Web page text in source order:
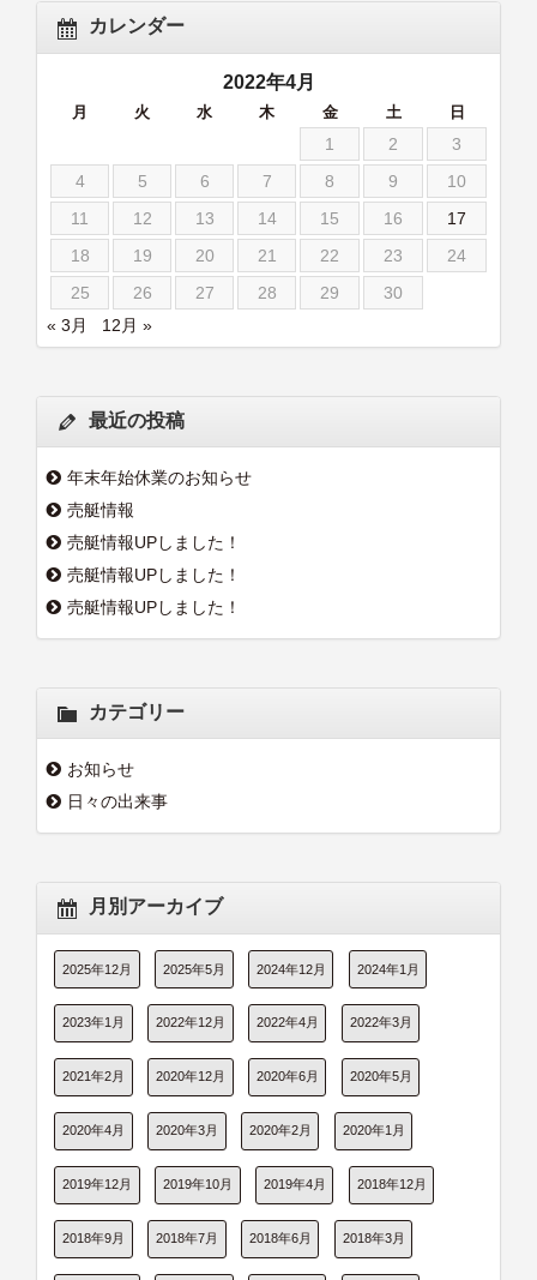
カレンダー
2022年4月
月 火 水 木 金 土 日
1 2
3
4
5 6 7 8 9
10
11
12 13 14 15 16
17
18
19 20 21 22 23
24
25
26 27 28 29
30
« 3月
12月 »
最近の投稿
年末年始休業のお知らせ
売艇情報
売艇情報UPしました！
売艇情報UPしました！
売艇情報UPしました！
カテゴリー
お知らせ
日々の出来事
月別アーカイブ
2025年12月 2025年5月 2024年12月 2024年1月
2023年1月 2022年12月 2022年4月 2022年3月
2021年2月 2020年12月 2020年6月 2020年5月
2020年4月 2020年3月 2020年2月 2020年1月
2019年12月 2019年10月 2019年4月 2018年12月
2018年9月 2018年7月 2018年6月 2018年3月